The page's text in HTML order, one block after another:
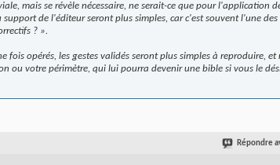
mais se révèle nécessaire, ne serait-ce que pour l'application
de l'éditeur seront plus simples, car c'est souvent l'une des
? ».
opérés, les gestes validés seront plus simples à reproduire, et
ou votre périmètre, qui lui pourra devenir une bible si vous le
Répondre